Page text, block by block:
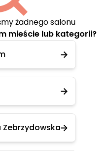
żadnego salonu
mieście lub kategorii?
Zebrzydowska